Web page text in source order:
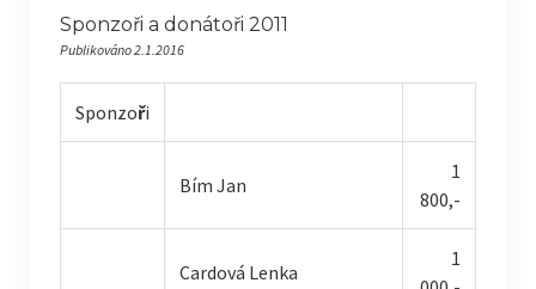
Sponzoři a donátoři 2011
Publikováno 2.1.2016
Sponzoři
Bím Jan
1
800,-
Cardová Lenka
1